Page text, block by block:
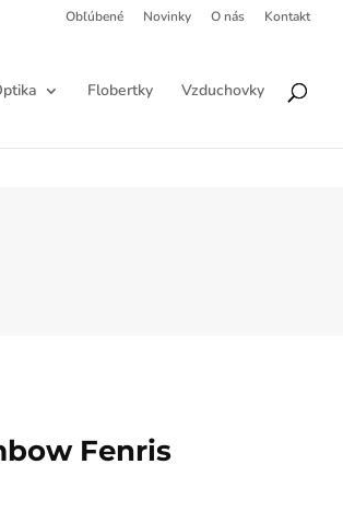
Obľúbené Novinky O nás Kontakt
Flobertky Vzduchovky
Fenris